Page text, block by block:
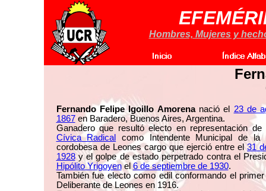
Hombres, Mujeres y
Fernando Felipe Igoillo Amorena nació el 23 de
1867en Baradero, Buenos Aires, Argentina.
Ganadero que resultó electo en representación
Cívica Radical
como Intendente Municipal de la
cordobesa de Leones cargo que ejerció entre el31
1928y el golpe de estado perpetrado contra el
Hipólito Yrigoyenel6 de septiembre de 1930.
También fue electo como edil conformando el
Deliberante de Leones en 1916.